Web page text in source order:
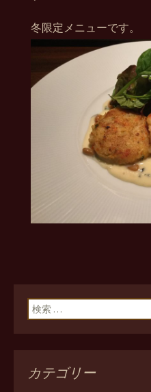
冬限定メニューです。
検索:
カテゴリー